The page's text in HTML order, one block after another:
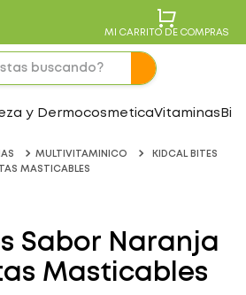
MI CARRITO DE COMPRAS
y DermocosmeticaVitaminas
MULTIVITAMINICO
KIDCAL BITES
MASTICABLES
Sabor Naranja
Masticables